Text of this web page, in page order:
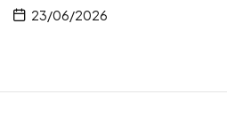
23/06/2026